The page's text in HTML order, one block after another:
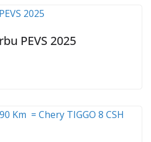
PEVS 2025